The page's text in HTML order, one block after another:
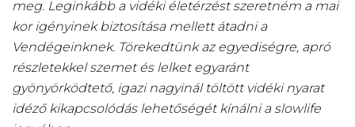
meg. Leginkább a vidéki életérzést szeretném a mai
kor igényinek biztosítása mellett átadni a
Vendégeinknek. Törekedtünk az egyediségre, apró
részletekkel szemet és lelket egyaránt
gyönyörködtető, igazi nagyinál töltött vidéki nyarat
idéző kikapcsolódás lehetőségét kínálni a slowlife